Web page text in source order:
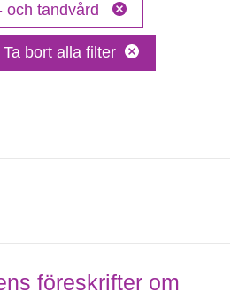
och tandvård
Ta bort alla filter
föreskrifter om